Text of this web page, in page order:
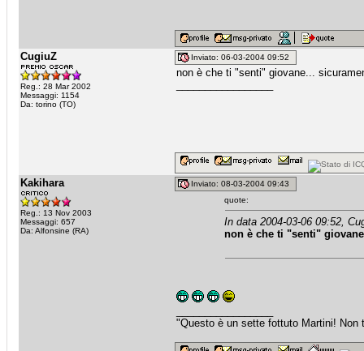
CugiuZ
Reg.: 28 Mar 2002
Messaggi: 1154
Da: torino (TO)
Inviato: 06-03-2004 09:52
non è che ti "senti" giovane...
Kakihara
Reg.: 13 Nov 2003
Messaggi: 657
Da: Alfonsine (RA)
Inviato: 08-03-2004 09:43
quote:
In data 2004-03-06 09:52,
non è che ti "senti"
"Questo è un sette fottuto Martini! Non